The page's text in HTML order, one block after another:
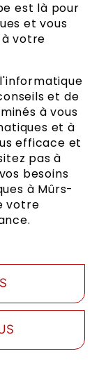
est là pour
et vous
votre
et de
à vous
et à
efficace et
pas à
besoins
à Mûrs-
votre